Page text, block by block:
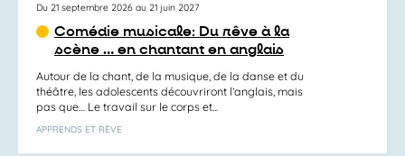
Du 21 septembre 2026 au 21 juin 2027
Comédie musicale: Du rêve à la
scène … en chantant en anglais
Autour de la chant, de la musique, de la danse et du
théâtre, les adolescents découvriront l’anglais, mais
pas que… Le travail sur le corps et...
APPRENDS ET RÊVE